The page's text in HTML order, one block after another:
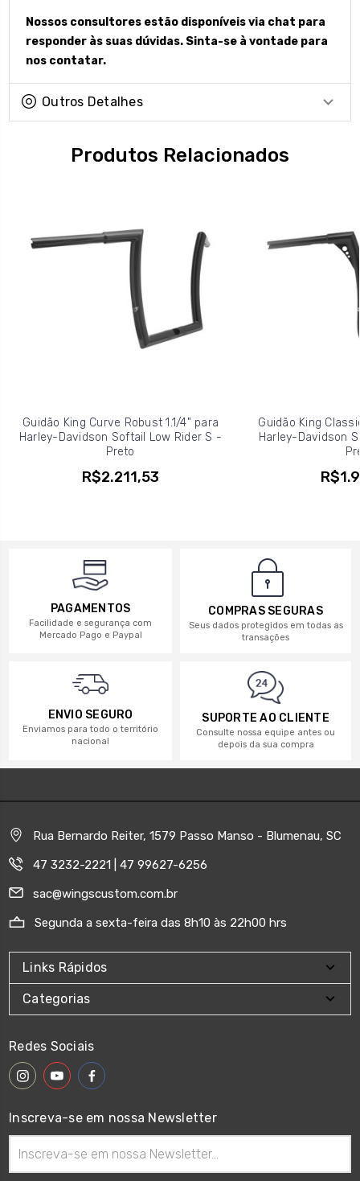
Nossos consultores estão disponíveis via chat para
responder às suas dúvidas. Sinta-se à vontade para
nos contatar.
Outros Detalhes
Produtos Relacionados
Guidão King Curve Robust 1.1/4" para
Harley-Davidson Softail Low Rider S -
Preto
R$2.211,53
Guidão King
Harley-Davidson
PAGAMENTOS
Facilidade e segurança com
Mercado Pago e Paypal
COMPRAS SEGURAS
Seus dados protegidos em todas as
transações
ENVIO SEGURO
Enviamos para todo o território
nacional
SUPORTE AO CLIENTE
Consulte nossa equipe antes ou
depois da sua compra
Rua Bernardo Reiter, 1579 Passo Manso - Blumenau, SC
47 3232-2221 | 47 99627-6256
sac@wingscustom.com.br
Segunda a sexta-feira das 8h10 às 22h00 hrs
Links Rápidos
Categorias
Redes Sociais
Inscreva-se em nossa Newsletter
de
email